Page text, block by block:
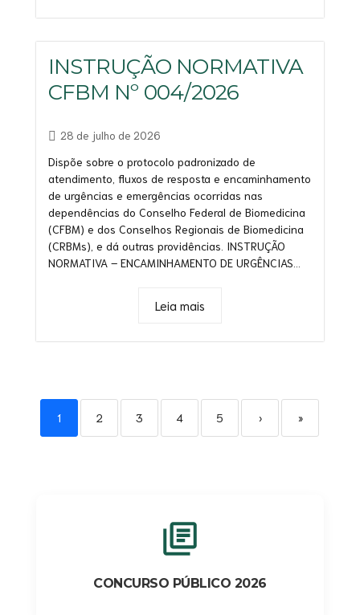
INSTRUÇÃO NORMATIVA
CFBM Nº 004/2026
28 de julho de 2026
Dispõe sobre o protocolo padronizado de
atendimento, fluxos de resposta e encaminhamento
de urgências e emergências ocorridas nas
dependências do Conselho Federal de Biomedicina
(CFBM) e dos Conselhos Regionais de Biomedicina
(CRBMs), e dá outras providências. INSTRUÇÃO
NORMATIVA – ENCAMINHAMENTO DE URGÊNCIAS...
Leia mais
1 2 3 4 5 › »
CONCURSO PÚBLICO 2026